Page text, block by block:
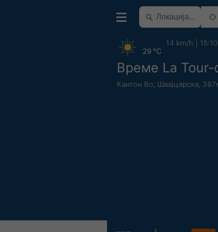
Време La
Кантон Во, Швајцарска,
29 °C
14 km/h 15:10